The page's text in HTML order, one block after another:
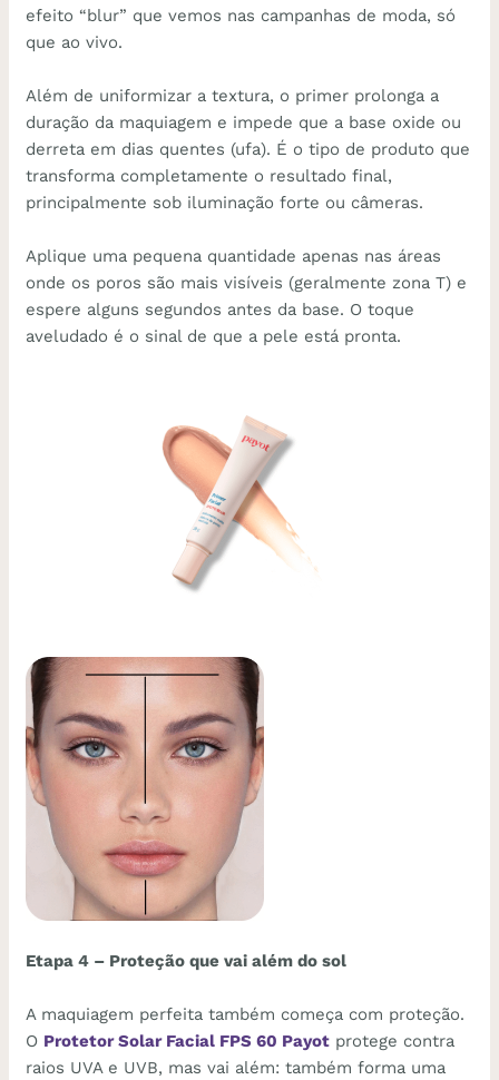
efeito “blur” que vemos nas campanhas de moda, só
que ao vivo.
Além de uniformizar a textura, o primer prolonga a
duração da maquiagem e impede que a base oxide ou
derreta em dias quentes (ufa). É o tipo de produto que
transforma completamente o resultado final,
principalmente sob iluminação forte ou câmeras.
Aplique uma pequena quantidade apenas nas áreas
onde os poros são mais visíveis (geralmente zona T) e
espere alguns segundos antes da base. O toque
aveludado é o sinal de que a pele está pronta.
Etapa 4 – Proteção que vai além do sol
A maquiagem perfeita também começa com proteção.
O Protetor Solar Facial FPS 60 Payot protege contra
raios UVA e UVB, mas vai além: também forma uma